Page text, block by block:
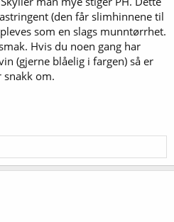
(den får slimhinnene til
som en slags munntørrhet.
Hvis du noen gang har
(gjerne blåelig i fargen) så er
snakk om.